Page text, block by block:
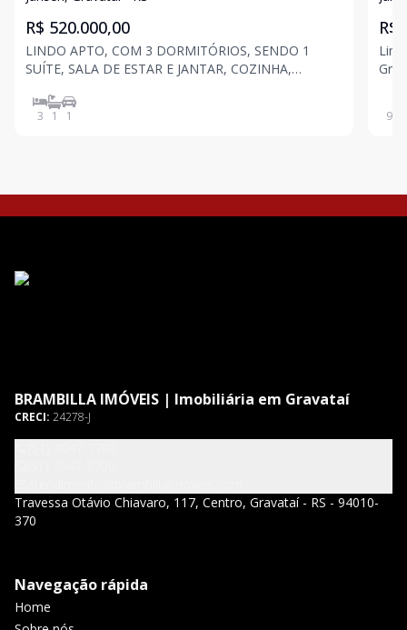
R$ 520.000,00
LINDO APTO, COM 3 DORMITÓRIOS, SENDO 1
SUÍTE, SALA DE ESTAR E JANTAR, COZINHA,
COBERTA PARA 1 CARRO, COM 101 M² DE ÁREA
PRIVATIVA, CONDOMÍNIO COM SALÃO DE FESTAS
3 1 1
R$
Gravataí! O imóvel
92
BRAMBILLA IMÓVEIS | Imobiliária em Gravataí
CRECI: 24278-J
Travessa Otávio Chiavaro, 117, Centro, Gravataí - RS - 94010-
370
Navegação rápida
Home